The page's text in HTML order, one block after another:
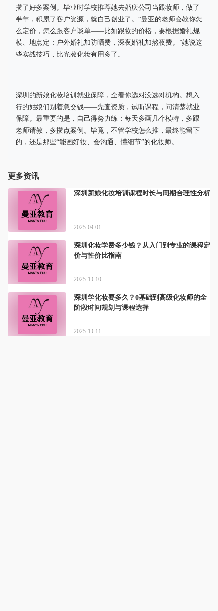
攒了好多案例。毕业时学校推荐她去婚庆公司当跟妆师，做了
半年，积累了客户资源，就自己创业了。“曼亚的老师会教你怎
么定价，怎么跟客户谈单——比如跟妆的价格，要根据婚礼规
模、地点定：户外婚礼加防晒费，深夜婚礼加熬夜费。”她说这
些实战技巧，比光教化妆有用多了。
深圳的新娘化妆培训就业保障，全看你选对没选对机构。想入
行的姑娘们别着急交钱——先查资质，试听课程，问清楚就业
保障。最重要的是，自己得努力练：每天多画几个模特，多跟
老师请教，多攒点案例。毕竟，不管学校怎么推，最终能留下
的，还是那些“能画好妆、会沟通、懂细节”的化妆师。
更多资讯
深圳新娘化妆培训课程时长与周期合理性分析
2025-09-01
深圳化妆学费多少钱？从入门到专业的课程定
价与性价比指南
2025-10-10
深圳学化妆要多久？0基础到高级化妆师的全
阶段时间规划与课程选择
2025-10-11